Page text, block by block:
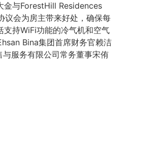
金与ForestHill Residences
会为房主带来好处，确保每
持WiFi功能的冷气机和空气
Bina集团首席财务官赖洁
服务有限公司常务董事宋侑